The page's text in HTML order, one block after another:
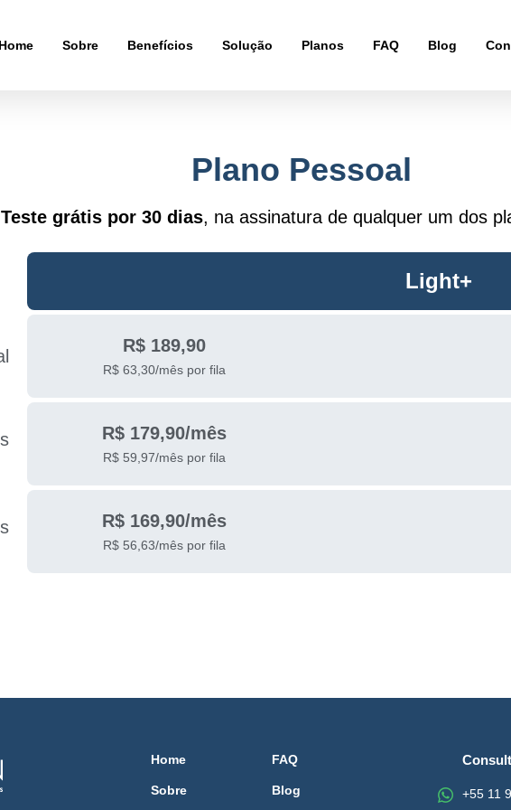
Home Sobre Benefícios Solução Planos FAQ Blog
Plano Pessoal
Teste grátis por 30 dias, na assinatura de qualquer um dos
Light+
R$ 189,90
R$ 63,30/mês por fila
R$ 179,90/mês
R$ 59,97/mês por fila
R$ 169,90/mês
R$ 56,63/mês por fila
Home
Sobre
FAQ
Blog +55 11